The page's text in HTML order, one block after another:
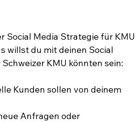
Social Media Strategie für KMU
willst du mit deinen Social
KMU könnten sein:
Kunden sollen von deinem
Anfragen oder